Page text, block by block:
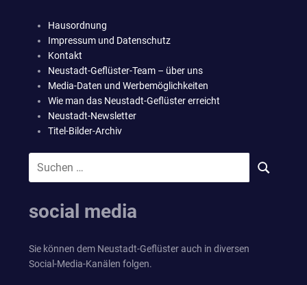
Hausordnung
Impressum und Datenschutz
Kontakt
Neustadt-Geflüster-Team – über uns
Media-Daten und Werbemöglichkeiten
Wie man das Neustadt-Geflüster erreicht
Neustadt-Newsletter
Titel-Bilder-Archiv
SUCHEN
social media
Sie können dem Neustadt-Geflüster auch in diversen
Social-Media-Kanälen folgen.